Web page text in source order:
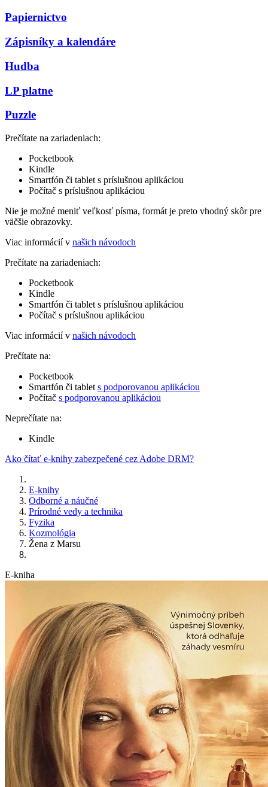
Papiernictvo
Zápisníky a kalendáre
Hudba
LP platne
Puzzle
Prečítate na zariadeniach:
Pocketbook
Kindle
Smartfón či tablet s príslušnou aplikáciou
Počítač s príslušnou aplikáciou
Nie je možné meniť veľkosť písma, formát je preto vhodný skôr pre
väčšie obrazovky.
Viac informácií v našich návodoch
Prečítate na zariadeniach:
Pocketbook
Kindle
Smartfón či tablet s príslušnou aplikáciou
Počítač s príslušnou aplikáciou
Viac informácií v našich návodoch
Prečítate na:
Pocketbook
Smartfón či tablet s podporovanou aplikáciou
Počítač s podporovanou aplikáciou
Neprečítate na:
Kindle
Ako čítať e-knihy zabezpečené cez Adobe DRM?
E-knihy
Odborné a náučné
Prírodné vedy a technika
Fyzika
Kozmológia
Žena z Marsu
E-kniha